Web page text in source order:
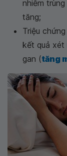
nhiễm
tăng;
Triệu
kết quả xét
gan (tăng